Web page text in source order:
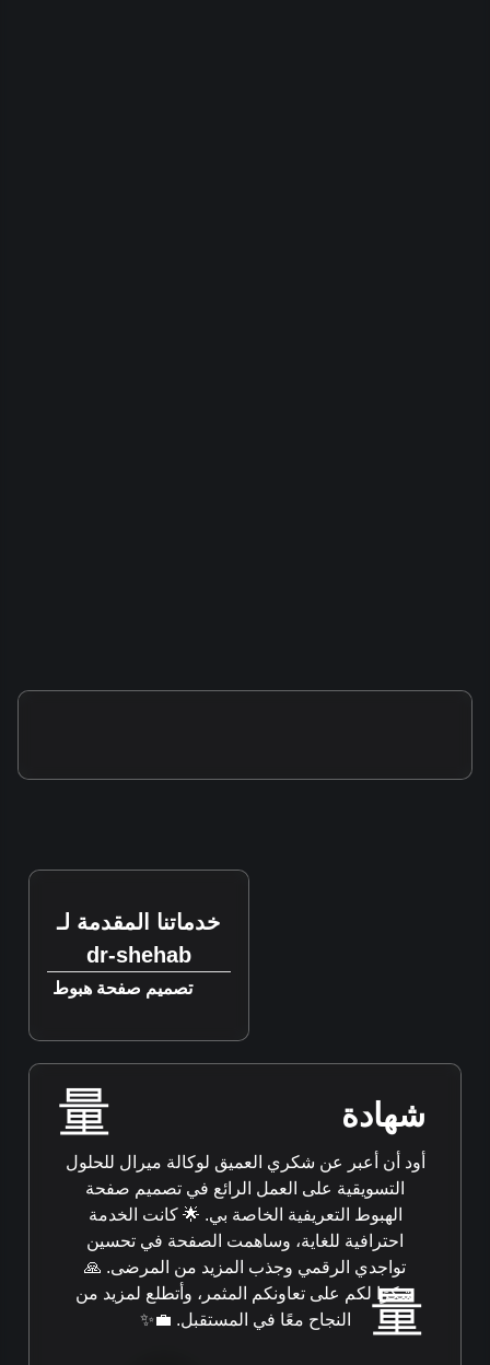
شهادة
أود أن أعبر عن شكري العميق لوكالة ميرال للحلول
التسويقية على العمل الرائع في تصميم صفحة
الهبوط التعريفية الخاصة بي. 🌟 كانت الخدمة
احترافية للغاية، وساهمت الصفحة في تحسين
تواجدي الرقمي وجذب المزيد من المرضى. 🙏
شكرًا لكم على تعاونكم المثمر، وأتطلع لمزيد من
النجاح معًا في المستقبل. 💼✨
خدماتنا المقدمة لـ
dr-shehab
تصميم صفحة هبوط